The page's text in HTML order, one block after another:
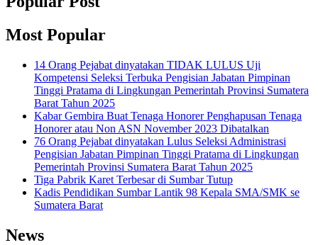
Most Popular
14 Orang Pejabat dinyatakan TIDAK LULUS Uji
Kompetensi Seleksi Terbuka Pengisian Jabatan Pimpinan
Tinggi Pratama di Lingkungan Pemerintah Provinsi Sumatera
Barat Tahun 2025
Kabar Gembira Buat Tenaga Honorer Penghapusan Tenaga
Honorer atau Non ASN November 2023 Dibatalkan
76 Orang Pejabat dinyatakan Lulus Seleksi Administrasi
Pengisian Jabatan Pimpinan Tinggi Pratama di Lingkungan
Pemerintah Provinsi Sumatera Barat Tahun 2025
Tiga Pabrik Karet Terbesar di Sumbar Tutup
Kadis Pendidikan Sumbar Lantik 98 Kepala SMA/SMK se
Sumatera Barat
News